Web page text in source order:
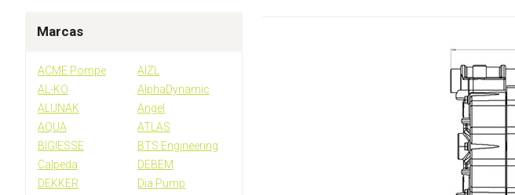
Marcas
ACME Pompe
AIZL
AL-KO
AlphaDynamic
ALUNAK
Angel
AQUA
ATLAS
BIGIESSE
BTS Engineering
Calpeda
DEBEM
DEKKER
Dia Pump